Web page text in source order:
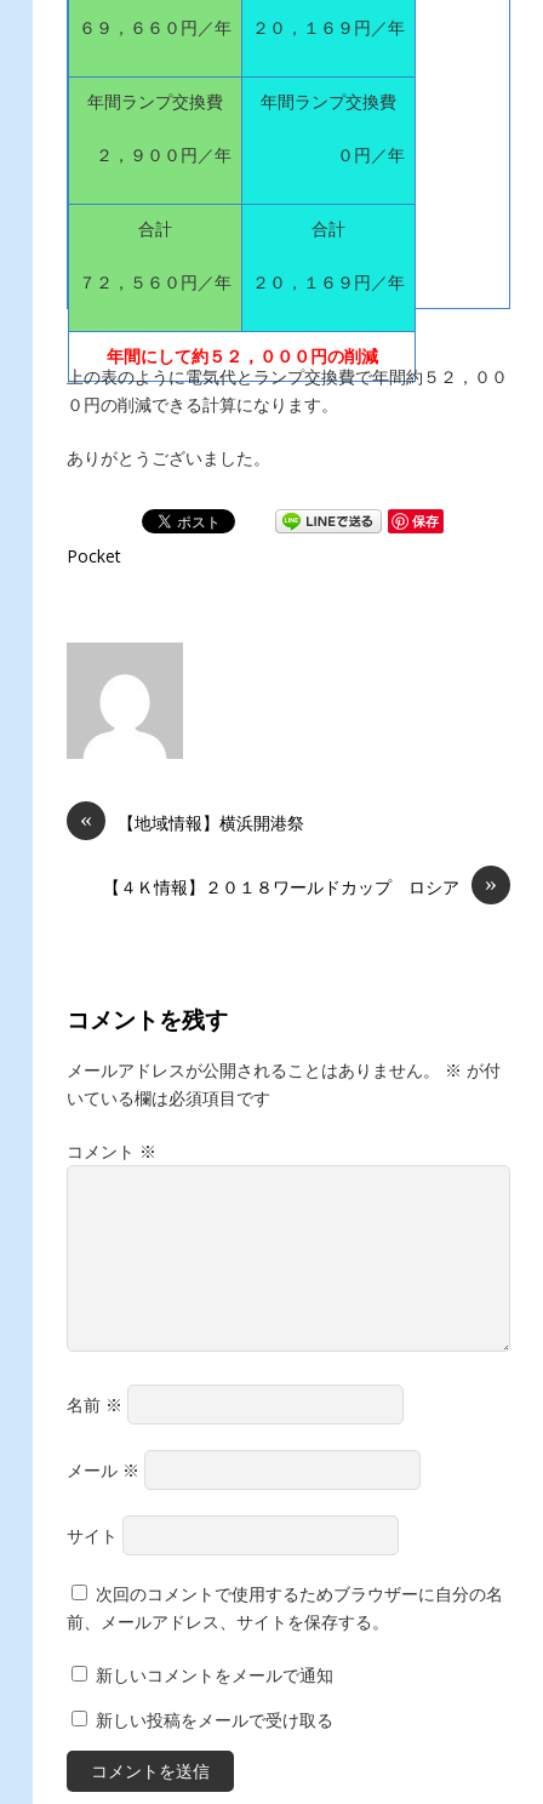
６９，６６０円／年 ２０，１６９円／年
年間ランプ交換費
２，９００円／年
年間ランプ交換費
０円／年
合計
７２，５６０円／年
合計
２０，１６９円／年
年間にして約５２，０００円の削減
上の表のように電気代とランプ交換費で年間約５２，００
０円の削減できる計算になります。
ありがとうございました。
保存
Pocket
« 【地域情報】横浜開港祭
»
【４Ｋ情報】２０１８ワールドカップ ロシア
コメントを残す
メールアドレスが公開されることはありません。 ※ が付
いている欄は必須項目です
コメント ※
名前 ※
メール ※
サイト
次回のコメントで使用するためブラウザーに自分の名
前、メールアドレス、サイトを保存する。
新しいコメントをメールで通知
新しい投稿をメールで受け取る